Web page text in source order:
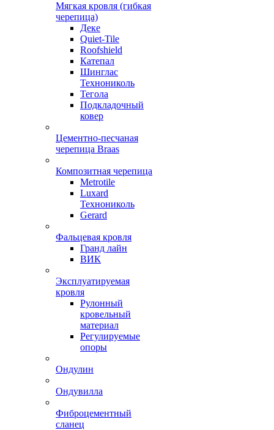
Мягкая кровля (гибкая
черепица)
Деке
Quiet-Tile
Roofshield
Катепал
Шинглас
Технониколь
Тегола
Подкладочный
ковер
Цементно-песчаная
черепица Braas
Композитная черепица
Metrotile
Luxard
Технониколь
Gerard
Фальцевая кровля
Гранд лайн
ВИК
Эксплуатируемая
кровля
Рулонный
кровельный
материал
Регулируемые
опоры
Ондулин
Ондувилла
Фиброцементный
сланец